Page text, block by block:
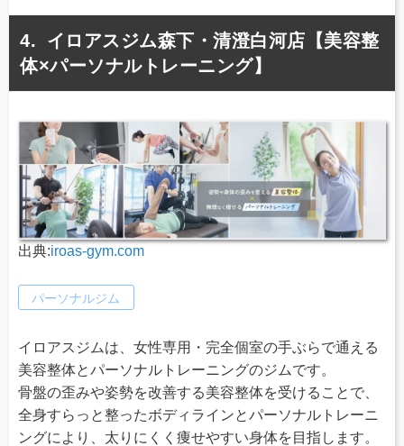
イロアスジム森下・清澄白河店【美容整
体×パーソナルトレーニング】
出典:iroas-gym.com
パーソナルジム
イロアスジムは、女性専用・完全個室の手ぶらで通える
美容整体とパーソナルトレーニングのジムです。
骨盤の歪みや姿勢を改善する美容整体を受けることで、
全身すらっと整ったボディラインとパーソナルトレーニ
ングにより、太りにくく痩せやすい身体を目指します。